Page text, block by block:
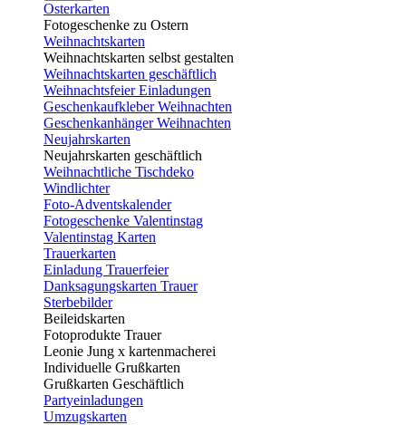
Osterkarten
Fotogeschenke zu Ostern
Weihnachtskarten
Weihnachtskarten selbst gestalten
Weihnachtskarten geschäftlich
Weihnachtsfeier Einladungen
Geschenkaufkleber Weihnachten
Geschenkanhänger Weihnachten
Neujahrskarten
Neujahrskarten geschäftlich
Weihnachtliche Tischdeko
Windlichter
Foto-Adventskalender
Fotogeschenke Valentinstag
Valentinstag Karten
Trauerkarten
Einladung Trauerfeier
Danksagungskarten Trauer
Sterbebilder
Beileidskarten
Fotoprodukte Trauer
Leonie Jung x kartenmacherei
Individuelle Grußkarten
Grußkarten Geschäftlich
Partyeinladungen
Umzugskarten